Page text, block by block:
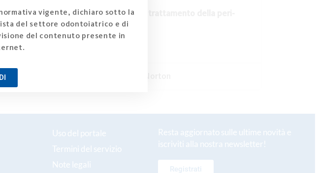
della peri-
Concetto di trattamento della peri-
implantite
Uso del portale
Termini del servizio
Note legali
Resta aggiornato sulle ultime novità e
iscriviti alla nostra newsletter!
Registrati
vigente, dichiaro sotto la
del settore odontoiatrico e di
del contenuto presente in